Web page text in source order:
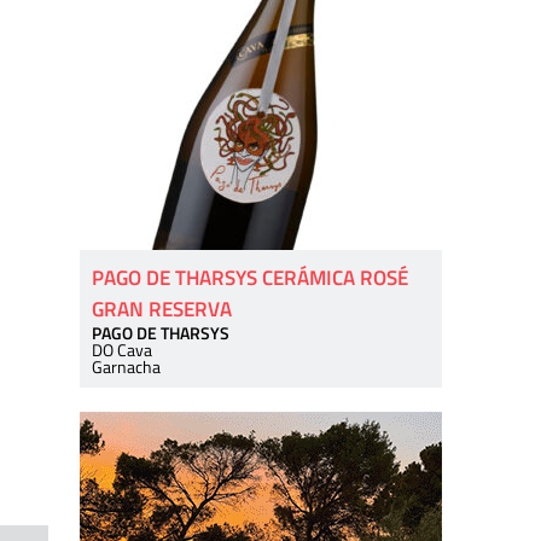
PAGO DE THARSYS CERÁMICA ROSÉ
GRAN RESERVA
PAGO DE THARSYS
DO Cava
Garnacha